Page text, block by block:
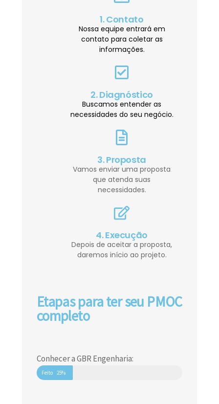
1. Contato
Nossa equipe entrará em
contato para coletar as
informações.
2. Diagnóstico
Buscamos entender as
necessidades do seu negócio.
3. Proposta
Vamos enviar uma proposta
que atenda suas
necessidades.
4. Execução
Depois de aceitar a proposta,
daremos início ao projeto.
Etapas para ter seu PMOC
completo
Conhecer a GBR Engenharia:
Feito 25%